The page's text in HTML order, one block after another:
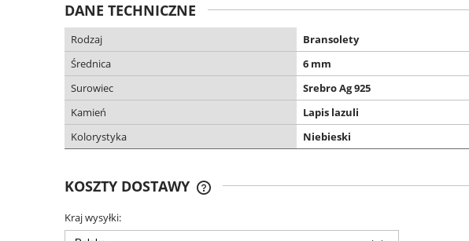
DANE TECHNICZNE
Rodzaj
Bransolety
Średnica
6 mm
Surowiec
Srebro Ag 925
Kamień
Lapis lazuli
Kolorystyka
Niebieski
KOSZTY DOSTAWY
DARMOWA DOSTAWA OD 299 ZŁ
Kraj wysyłki: